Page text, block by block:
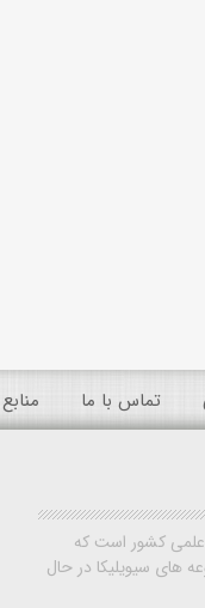
تماس با ما منابع
علمی کشور است که
های سیویلیکا در حال